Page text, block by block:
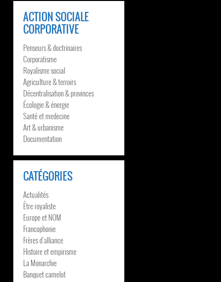
ACTION SOCIALE
CORPORATIVE
Penseurs & doctrinaires
Corporatisme
Royalisme social
Agriculture & terroirs
Décentralisation & provinces
Écologie & énergie
Santé et medecine
Art & urbanisme
Documentation
CATÉGORIES
Actualités
Être royaliste
Europe et NOM
Francophonie
Frères d’alliance
Histoire et empirisme
La Monarchie
Banquet camelot